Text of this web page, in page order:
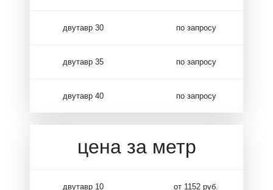
двутавр 30 по запросу
двутавр 35 по запросу
двутавр 40 по запросу
цена за метр
двутавр 10 от 1152 руб.